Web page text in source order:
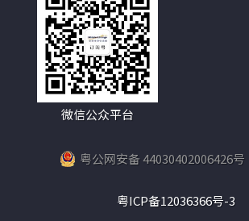
微信公众平台
粤公网安备 44030402006426号
粤ICP备12036366号-3